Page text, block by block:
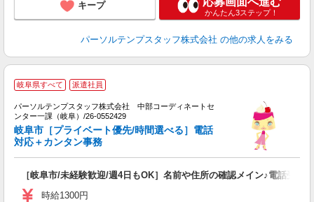
キープ
かんたん3ステップ！
パーソルテンプスタッフ株式会社 の他の求人をみる
岐阜県すべて 派遣社員
パーソルテンプスタッフ株式会社 中部コーディネートセ
ンター一課（岐阜）/26-0552429
岐阜市［プライベート優先/時間選べる］電話
対応＋カンタン事務
［岐阜市/未経験歓迎/週4日もOK］名前や住所の確認メイン♪電話受付
時給1300円